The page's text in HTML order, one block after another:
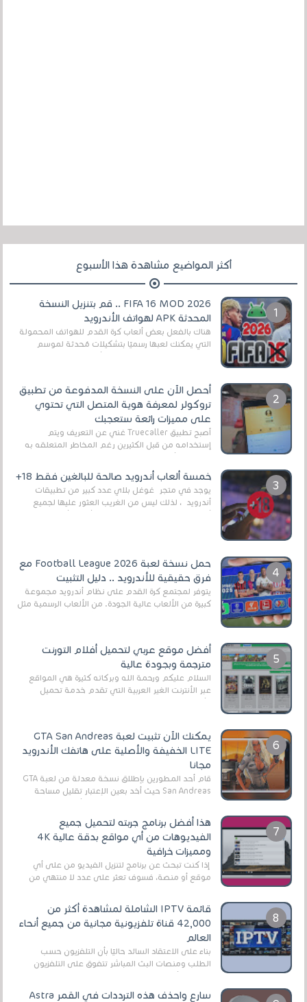
أكثر المواضيع مشاهدة هذا الأسبوع
FIFA 16 MOD 2026 .. قم بتنزيل النسخة
المحدثة APK لهواتف الأندرويد
هناك بالفعل بعض ألعاب كرة القدم للهواتف المحمولة
التي يمكنك لعبها رسميًا بتشكيلات مُحدثة لموسم
أحصل الآن على النسخة المدفوعة من تطبيق
تروكولر لمعرفة هوية المتصل التي تحتوي
على مميزات رائعة ستعجبك
أصبح تطبيق Truecaller غني عن التعريف ويتم
إستخدامه من قبل الكثيرين رغم المخاطر المتعلقه به
خمسة ألعاب أندرويد صالحة للبالغين فقط 18+
يوجد في متجر غوغل بلاي عدد كبير من تطبيقات
أندرويد ، لذلك ليس من الغريب العثور عليها لجميع
حمل نسخة لعبة Football League 2026 مع
فرق حقيقية للأندرويد .. دليل التثبيت
يتوفر لمجتمع كرة القدم على نظام أندرويد مجموعة
كبيرة من الألعاب عالية الجودة. من الألعاب الرسمية مثل
أفضل موقع عربي لتحميل أفلام التورنت
مترجمة وبجودة عالية
السلام عليكم ورحمة الله وبركاته كثيرة هي المواقع
عبر الأنترنت الغير العربية التي تقدم خدمة تحميل
الأفلام على التورنت ، ومعظم هذه المواقع ل...
يمكنك الآن تثبيت لعبة GTA San Andreas
LITE الخفيفة والأصلية على هاتفك الأندرويد
مجانا
قام أحد المطورين بإطلاق نسخة معدلة من لعبة GTA
San Andreas حيث أخد بعين الإعتبار تقليل مساحة
هذا أفضل برنامج جربته لتحميل جميع
الفيديوهات من أي مواقع بدقة عالية 4K
ومميزات خرافية
إذا كنت تبحث عن برنامج لتنزيل الفيديو من على أي
موقع أو منصة، فسوف تعثر على عدد لا منتهي من
قائمة IPTV الشاملة لمشاهدة أكثر من
42,000 قناة تلفزيونية مجانية من جميع أنحاء
العالم
بناءً على الاعتقاد السائد حاليًا بأن التلفزيون حسب
الطلب ومنصات البث المباشر تتفوق على التلفزيون
الرقمي الأرضي التقليدي، يُعدّ IPTV-org خيار...
سارع واحذف هذه الترددات في القمر Astra